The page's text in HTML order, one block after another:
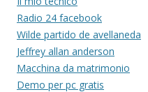
Radio 24 facebook
Wilde partido de avellaneda
Jeffrey allan anderson
Macchina da matrimonio
Demo per pc gratis